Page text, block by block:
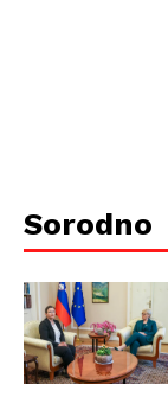
Sorodno